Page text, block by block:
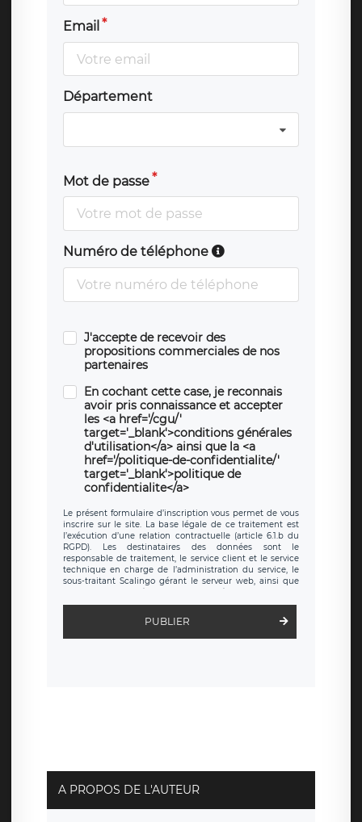
Email
Département
Mot de passe
Numéro de téléphone
J'accepte de recevoir des
propositions commerciales de nos
partenaires
En cochant cette case, je reconnais
avoir pris connaissance et accepter
les <a href='/cgu/'
target='_blank'>conditions générales
d'utilisation</a> ainsi que la <a
href='/politique-de-confidentialite/'
target='_blank'>politique de
confidentialite</a>
Le présent formulaire d’inscription vous permet de vous
inscrire sur le site. La base légale de ce traitement est
l’exécution d’une relation contractuelle (article 6.1.b du
RGPD). Les destinataires des données sont le
responsable de traitement, le service client et le service
technique en charge de l’administration du service, le
sous-traitant Scalingo gérant le serveur web, ainsi que
toute personne légalement autorisée. Le formulaire
d’inscription est hébergé sur un serveur hébergé par
clauses de
protection conformes au RGPD
. Les données collectées
sont conservées jusqu’à ce que l’Internaute en sollicite la
rue Léopold Sédar Senghor, joignable à l’adresse mail :
responsabledetraitement@legavox.fr. Vous avez
également le droit d’introduire une réclamation auprès
d’une autorité de contrôle.
PUBLIER
A PROPOS DE L'AUTEUR